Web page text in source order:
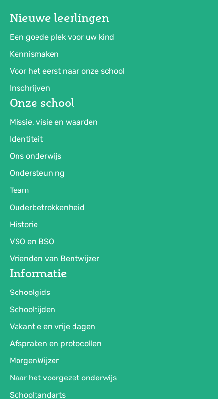
Nieuwe leerlingen
Een goede plek voor uw kind
Kennismaken
Voor het eerst naar onze school
Inschrijven
Onze school
Missie, visie en waarden
Identiteit
Ons onderwijs
Ondersteuning
Team
Ouderbetrokkenheid
Historie
VSO en BSO
Vrienden van Bentwijzer
Informatie
Schoolgids
Schooltijden
Vakantie en vrije dagen
Afspraken en protocollen
MorgenWijzer
Naar het voorgezet onderwijs
Schooltandarts